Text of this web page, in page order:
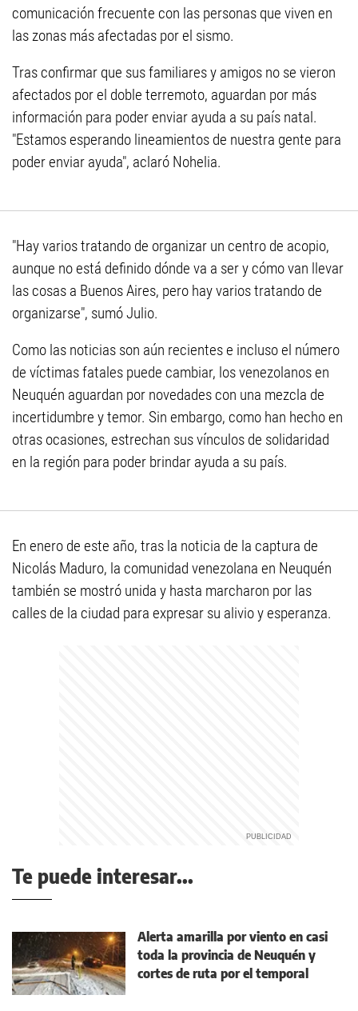
comunicación frecuente con las personas que viven en
las zonas más afectadas por el sismo.
Tras confirmar que sus familiares y amigos no se vieron
afectados por el doble terremoto, aguardan por más
información para poder enviar ayuda a su país natal.
"Estamos esperando lineamientos de nuestra gente para
poder enviar ayuda", aclaró Nohelia.
"Hay varios tratando de organizar un centro de acopio,
aunque no está definido dónde va a ser y cómo van llevar
las cosas a Buenos Aires, pero hay varios tratando de
organizarse", sumó Julio.
Como las noticias son aún recientes e incluso el número
de víctimas fatales puede cambiar, los venezolanos en
Neuquén aguardan por novedades con una mezcla de
incertidumbre y temor. Sin embargo, como han hecho en
otras ocasiones, estrechan sus vínculos de solidaridad
en la región para poder brindar ayuda a su país.
En enero de este año, tras la noticia de la captura de
Nicolás Maduro, la comunidad venezolana en Neuquén
también se mostró unida y hasta marcharon por las
calles de la ciudad para expresar su alivio y esperanza.
Te puede interesar...
Alerta amarilla por viento en casi
toda la provincia de Neuquén y
cortes de ruta por el temporal